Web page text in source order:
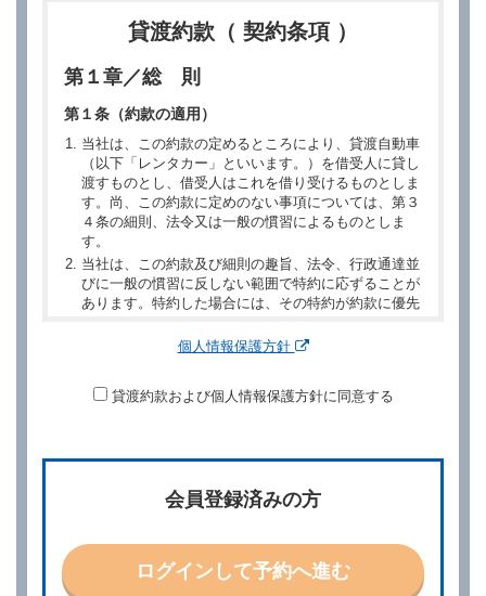
貸渡約款（ 契約条項 ）
第１章／総 則
第１条（約款の適用）
当社は、この約款の定めるところにより、貸渡自動車
（以下「レンタカー」といいます。）を借受人に貸し
渡すものとし、借受人はこれを借り受けるものとしま
す。尚、この約款に定めのない事項については、第３
４条の細則、法令又は一般の慣習によるものとしま
す。
当社は、この約款及び細則の趣旨、法令、行政通達並
びに一般の慣習に反しない範囲で特約に応ずることが
あります。特約した場合には、その特約が約款に優先
第２条（予約の申込み）
所、運転者、チャイルドシート等付属品の要否、その
他の借受条件（以下「借受条件」といいます。）を明
社は、電話連絡並びに電子メールによる予約に応じま
すが、予約内容と実際に相違があった場合でも当社は
責任を負わないものとします。
個人情報保護方針
貸渡約款および個人情報保護方針に同意する
会員登録済みの方
ログインして予約へ進む